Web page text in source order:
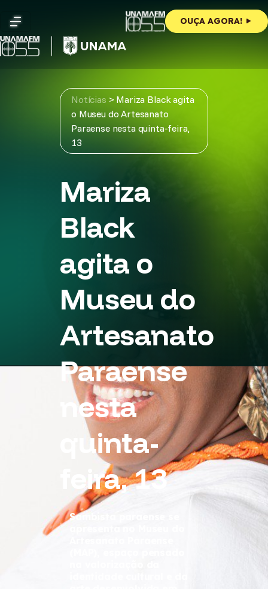
content
OUÇA AGORA!
Notícias > Mariza Black agita
o Museu do Artesanato
Paraense nesta quinta-feira,
13
Mariza
Black
agita o
Museu do
Artesanato
Paraense
nesta
quinta-
feira, 13
Sambista paraense se